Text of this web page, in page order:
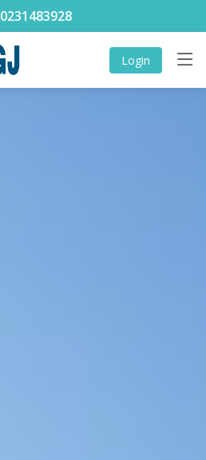
0231483928
Login